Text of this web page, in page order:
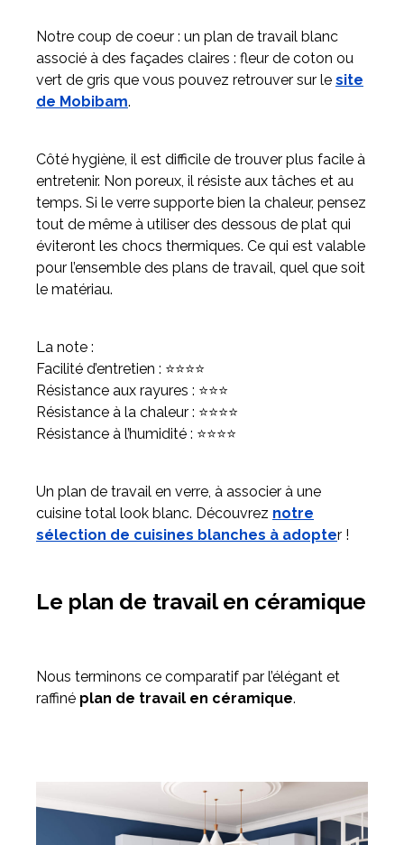
Notre coup de coeur : un plan de travail blanc
associé à des façades claires : fleur de coton ou
vert de gris que vous pouvez retrouver sur le site
de Mobibam.
Côté hygiène, il est difficile de trouver plus facile à
entretenir. Non poreux, il résiste aux tâches et au
temps. Si le verre supporte bien la chaleur, pensez
tout de même à utiliser des dessous de plat qui
éviteront les chocs thermiques. Ce qui est valable
pour l’ensemble des plans de travail, quel que soit
le matériau.
La note :
Facilité d’entretien : ⭐⭐⭐⭐
Résistance aux rayures : ⭐⭐⭐
Résistance à la chaleur : ⭐⭐⭐⭐
Résistance à l’humidité : ⭐⭐⭐⭐
Un plan de travail en verre, à associer à une
cuisine total look blanc. Découvrez notre
sélection de cuisines blanches à adopter !
Le plan de travail en céramique
Nous terminons ce comparatif par l’élégant et
raffiné plan de travail en céramique.